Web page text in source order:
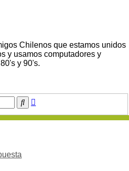
Chilenos que estamos unidos
y usamos computadores y
y 90's.
Buscar